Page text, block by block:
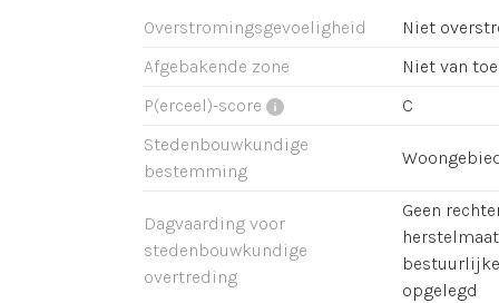
Overstromingsgevoeligheid
Niet
Afgebakende zone
Niet van
P(erceel)-score
C
Stedenbouwkundige
bestemming
Dagvaarding voor
stedenbouwkundige
overtreding
Geen
opgelegd